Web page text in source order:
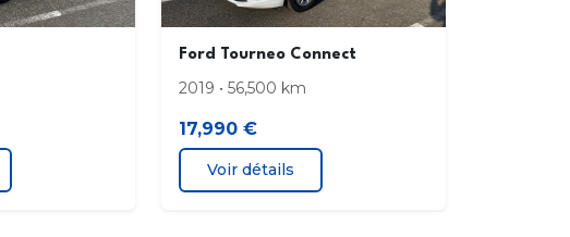
Pare-soleil conducteur avec miroir de
courtoisie et poche de rangement
Phares antibrouillard AV
Poignees de porte AR battante couleur unie
Pommeau de levier de vitesses urethane
Ford Tourneo Connect
2019 • 56,500 km
17,990 €
Voir détails